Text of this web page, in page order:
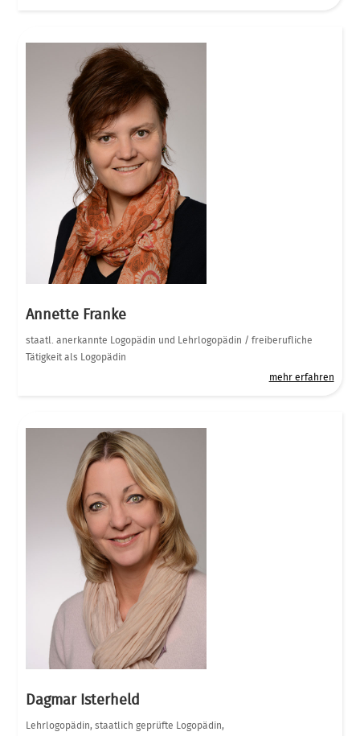
Annette Franke
staatl. anerkannte Logopädin und Lehrlogopädin / freiberufliche
Tätigkeit als Logopädin
mehr erfahren
Dagmar Isterheld
Lehrlogopädin, staatlich geprüfte Logopädin,